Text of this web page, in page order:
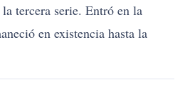
tercera serie. Entró en la
en existencia hasta la